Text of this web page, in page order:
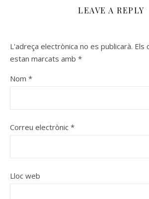
LEAVE A REPLY
L'adreça electrònica no es publicarà. Els
estan marcats amb *
Nom *
Correu electrònic *
Lloc web